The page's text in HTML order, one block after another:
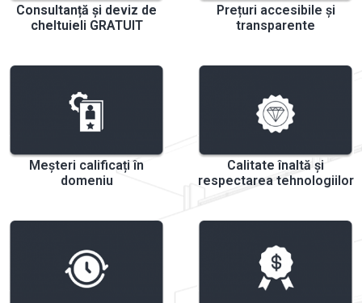
Consultanță și deviz de
cheltuieli GRATUIT
Prețuri accesibile și
transparente
Meșteri calificați în
domeniu
Calitate înaltă și
respectarea tehnologiilor